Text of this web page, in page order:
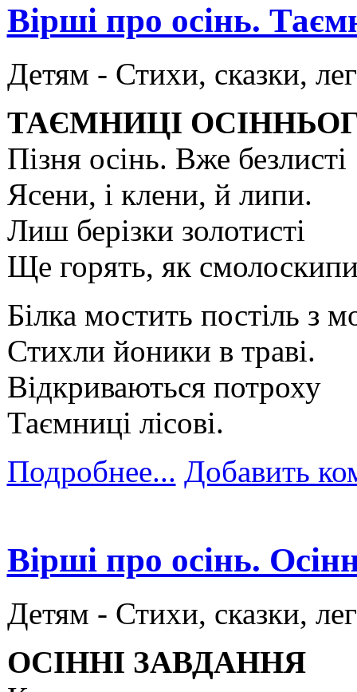
Вірші про осінь.
Детям - Стихи, сказки,
ТАЄМНИЦІ
Пізня осінь. Вже безлисті
Ясени, і клени, й липи.
Лиш берізки золотисті
Ще горять, як
Білка мостить постіль з
Стихли йоники в траві.
Відкриваються потроху
Таємниці лісові.
Подробнее... Добавить
Вірші про осінь.
Детям - Стихи, сказки,
ОСІННІ ЗАВДАННЯ